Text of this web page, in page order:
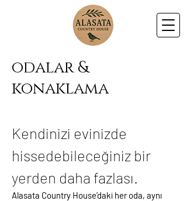
odalar &
konaklama
Kendinizi evinizde
hissedebileceğiniz bir
yerden daha fazlası.
Alasata Country House’daki her oda, aynı